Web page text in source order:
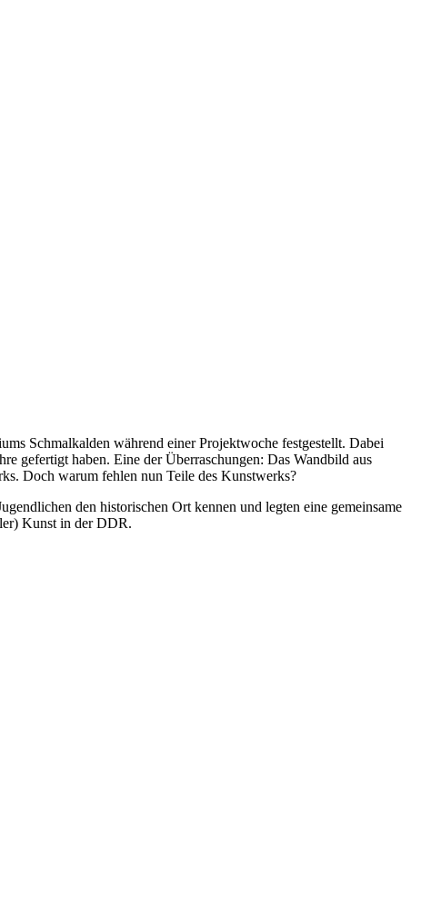
Schmalkalden während einer Projektwoche festgestellt. Dabei
gefertigt haben. Eine der Überraschungen: Das Wandbild aus
Doch warum fehlen nun Teile des Kunstwerks?
den historischen Ort kennen und legten eine gemeinsame
Kunst in der DDR.